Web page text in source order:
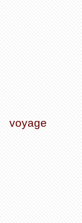
voyage